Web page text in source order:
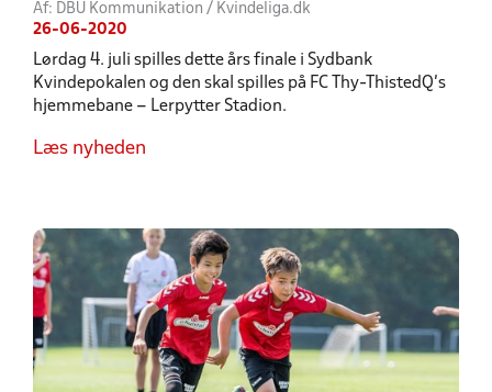
Af: DBU Kommunikation / Kvindeliga.dk
26-06-2020
Lørdag 4. juli spilles dette års finale i Sydbank
Kvindepokalen og den skal spilles på FC Thy-ThistedQ’s
hjemmebane – Lerpytter Stadion.
Læs nyheden